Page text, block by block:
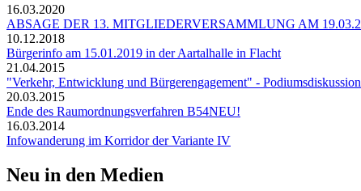
16.03.2020
ABSAGE DER 13. MITGLIEDERVERSAMMLUNG AM
10.12.2018
Bürgerinfo am 15.01.2019 in der Aartalhalle in Flacht
21.04.2015
"Verkehr, Entwicklung und Bürgerengagement" -
20.03.2015
Ende des Raumordnungsverfahren B54NEU!
16.03.2014
Infowanderung im Korridor der Variante IV
Neu in den Medien